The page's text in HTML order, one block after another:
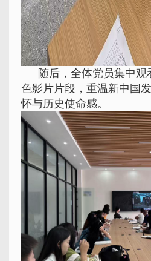
随后，全体党员集中
色影片片段，重温新中国
怀与历史使命感。